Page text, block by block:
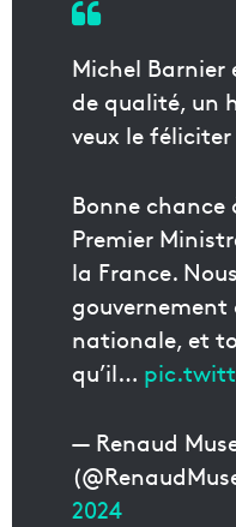
Michel Barnier
de qualité, un
veux le
Bonne chance
Premier
la France.
gouvernement
nationale, et
qu’il…
— Renaud
2024